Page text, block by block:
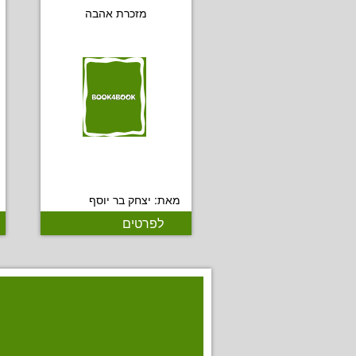
מזכרת אהבה
מאת: יצחק בר יוסף
לפרטים